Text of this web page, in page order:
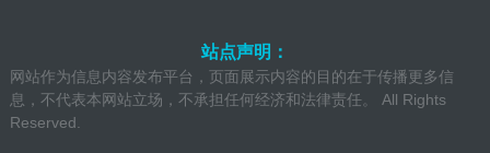
站点声明：
网站作为信息内容发布平台，页面展示内容的目的在于传播更多信
息，不代表本网站立场，不承担任何经济和法律责任。 All Rights
Reserved.